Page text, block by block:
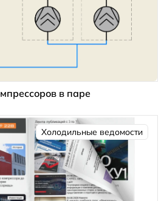
в паре
Холодильные ведомости